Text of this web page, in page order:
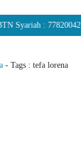
Syariah :
- Tags : tefa lorena